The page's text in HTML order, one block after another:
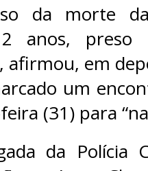
da morte
anos,
afirmou, em
um
(31) para
da Polícia